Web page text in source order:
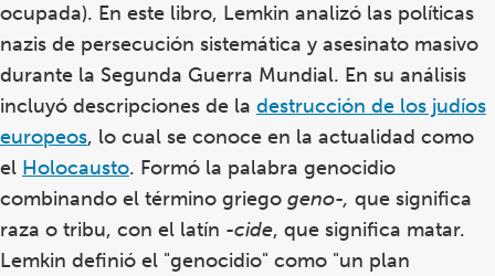
ocupada). En este libro, Lemkin analizó las políticas
nazis de persecución sistemática y asesinato masivo
durante la Segunda Guerra Mundial. En su análisis
incluyó descripciones de la destrucción de los judíos
europeos, lo cual se conoce en la actualidad como
el Holocausto. Formó la palabra genocidio
combinando el término griego geno-, que significa
raza o tribu, con el latín -cide, que significa matar.
Lemkin definió el "genocidio" como "un plan